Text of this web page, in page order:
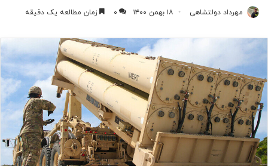
مهرداد دولتشاهی ۱۸ بهمن ۱۴۰۰ ۰ زمان مطالعه یک دقیقه